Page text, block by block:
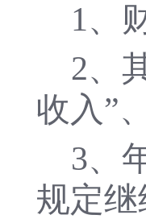
1、
2、
收入”
3、
规定